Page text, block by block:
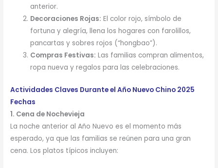
anterior.
Decoraciones Rojas: El color rojo, símbolo de
fortuna y alegría, llena los hogares con farolillos,
pancartas y sobres rojos (“hongbao”).
Compras Festivas: Las familias compran alimentos,
ropa nueva y regalos para las celebraciones.
Actividades Claves Durante el Año Nuevo Chino 2025
Fechas
1. Cena de Nochevieja
La noche anterior al Año Nuevo es el momento más
esperado, ya que las familias se reúnen para una gran
cena. Los platos típicos incluyen: